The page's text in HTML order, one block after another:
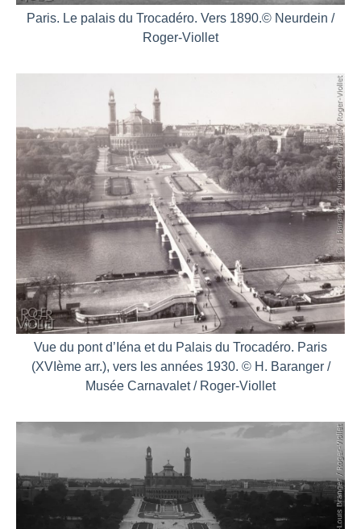
Paris. Le palais du Trocadéro. Vers 1890.© Neurdein /
Roger-Viollet
Vue du pont d’Iéna et du Palais du Trocadéro. Paris
(XVIème arr.), vers les années 1930. © H. Baranger /
Musée Carnavalet / Roger-Viollet